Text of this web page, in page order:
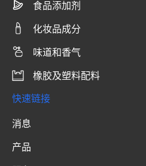
食品添加剂
化妆品成分
味道和香气
橡胶及塑料配料
快速链接
消息
产品